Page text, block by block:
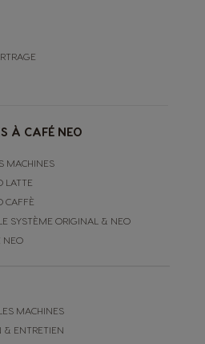
À CAFÉ NEO
MACHINES
LATTE
CAFFÈ
SYSTÈME ORIGINAL & NEO
NEO
MACHINES
& ENTRETIEN